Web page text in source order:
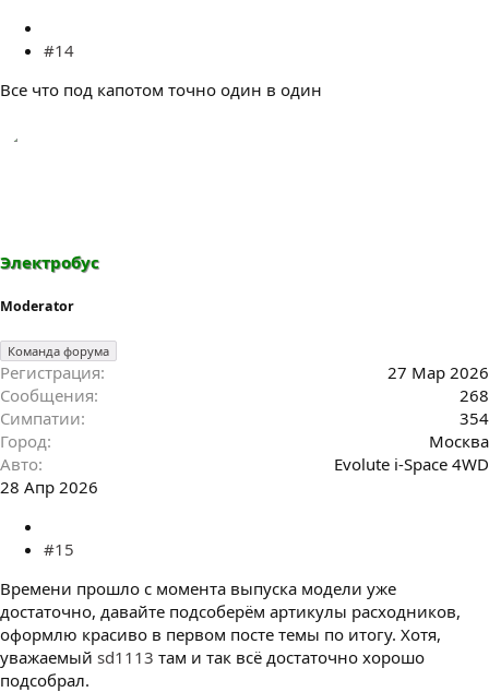
#14
Все что под капотом точно один в один
Электробус
Moderator
Команда форума
Регистрация
27 Мар 2026
Сообщения
268
Симпатии
354
Город
Москва
Авто
Evolute i-Space 4WD
28 Апр 2026
#15
Времени прошло с момента выпуска модели уже
достаточно, давайте подсоберём артикулы расходников,
оформлю красиво в первом посте темы по итогу. Хотя,
уважаемый sd1113 там и так всё достаточно хорошо
подсобрал.